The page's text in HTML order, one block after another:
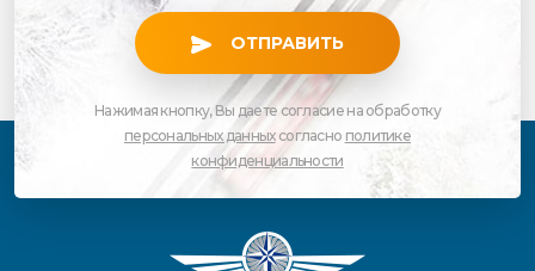
ОТПРАВИТЬ
Нажимая кнопку, Вы даете согласие на обработку
персональных данныхсогласно политике
конфиденциальности